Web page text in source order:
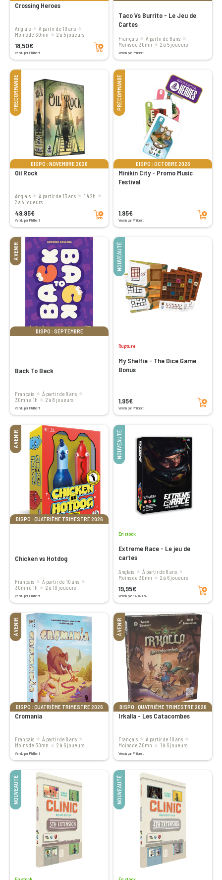
Crossing Heroes
Anglais
à partir de 10 ans
moins de 30mn
2 à 5 joueurs
18,50€
Vendu par Philibert
Ajouter au panier
Taco Vs Burrito - Le Jeu de
Cartes
Français
à partir de 6 ans
moins de 30mn
2 à 5 joueurs
Vendu par Philibert
PRÉCOMMANDE
DISPO : NOVEMBRE 2026
Oil Rock
Anglais à partir de 13 ans
1 à 2h
2 à 4 joueurs
49,95€
Vendu par Philibert
Ajouter au panier
PRÉCOMMANDE
DISPO : OCTOBRE 2026
Minikin City - Promo Music
Festival
1,95€
Vendu par Philibert
Ajouter au panier
À VENIR
DISPO : SEPTEMBRE
Back To Back
Français
à partir de 8 ans
30mn à 1h
2 à 8 joueurs
Vendu par Philibert
NOUVEAUTÉ
Rupture
My Shelfie - The Dice Game
Bonus
1,95€
Vendu par Philibert
Ajouter au panier
À VENIR
DISPO : QUATRIÈME TRIMESTRE 2026
Chicken vs Hotdog
Français
à partir de 10 ans
30mn à 1h
2 à 10 joueurs
Vendu par Philibert
NOUVEAUTÉ
En stock
Extreme Race - Le jeu de
cartes
Anglais
à partir de 8 ans
moins de 30mn
2 à 6 joueurs
19,95€
Vendu par KADABRA
Ajouter au panier
À VENIR
DISPO : QUATRIÈME TRIMESTRE 2026
Cromania
Français
à partir de 8 ans
moins de 30mn
2 à 6 joueurs
Vendu par Philibert
À VENIR
DISPO : QUATRIÈME TRIMESTRE 2026
Irkalla - Les Catacombes
Français
à partir de 10 ans
moins de 30mn
1 à 6 joueurs
Vendu par Philibert
NOUVEAUTÉ NOUVEAUTÉ